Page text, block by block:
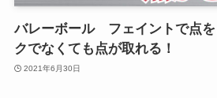
バレーボール フェイントで点を
クでなくても点が取れる！
2021年6月30日